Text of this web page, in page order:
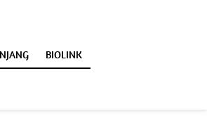
BIOLINK